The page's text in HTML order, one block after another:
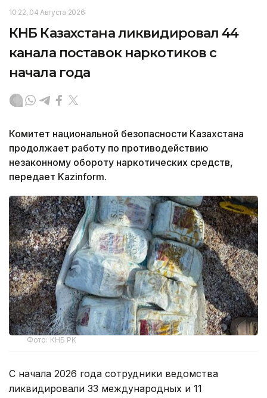
10:22, 04 Августа 2026
КНБ Казахстана ликвидировал 44
канала поставок наркотиков с
начала года
Комитет национальной безопасности Казахстана
продолжает работу по противодействию
незаконному обороту наркотических средств,
передает Kazinform.
Фото: КНБ РК
С начала 2026 года сотрудники ведомства
ликвидировали 33 международных и 11